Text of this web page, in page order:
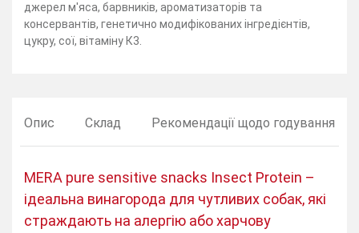
джерел м'яса, барвників, ароматизаторів та
консервантів, генетично модифікованих інгредієнтів,
цукру, сої, вітаміну К3.
Опис Склад Рекомендації щодо годування
MERA pure sensitive snacks Insect Protein –
ідеальна винагорода для чутливих собак, які
страждають на алергію або харчову